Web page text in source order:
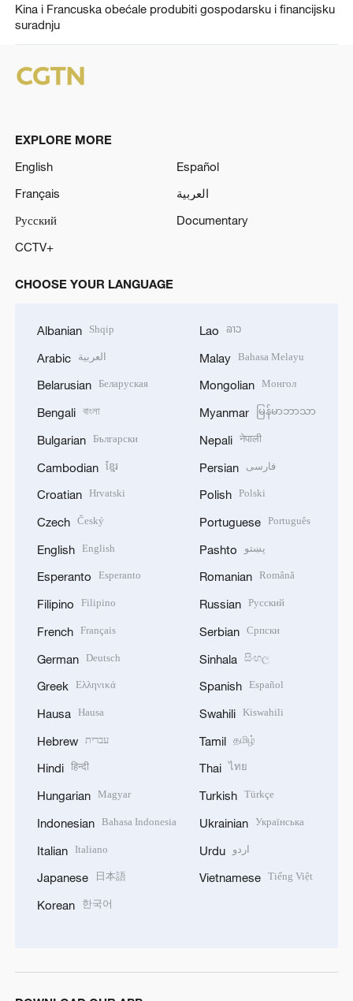
Kina i Francuska obećale produbiti gospodarsku i financijsku
suradnju
EXPLORE MORE
English
Español
Français
العربية
Русский
Documentary
CCTV+
CHOOSE YOUR LANGUAGE
Albanian Shqip
Arabic العربية
Belarusian Беларуская
Bengali বাংলা
Bulgarian Български
Cambodian ខ្មែរ
Croatian Hrvatski
Czech Český
English English
Esperanto Esperanto
Filipino Filipino
French Français
German Deutsch
Greek Ελληνικά
Hausa Hausa
Hebrew עברית
Hindi हिन्दी
Hungarian Magyar
Indonesian Bahasa Indonesia
Italian Italiano
Japanese 日本語
Korean 한국어
Lao ລາວ
Malay Bahasa Melayu
Mongolian Монгол
Myanmar မြန်မာဘာသာ
Nepali नेपाली
Persian فارسی
Polish Polski
Portuguese Português
Pashto پښتو
Romanian Română
Russian Русский
Serbian Српски
Sinhala සිංහල
Spanish Español
Swahili Kiswahili
Tamil தமிழ்
Thai ไทย
Turkish Türkçe
Ukrainian Українська
Urdu اردو
Vietnamese Tiếng Việt